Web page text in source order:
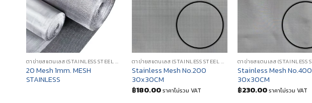
ตาข่ายสแตนเลส (STAINLESS STEEL MESH)
20 Mesh 1mm. MESH
STAINLESS
ตาข่ายสแตนเลส (STAINLESS STEEL MESH)
Stainless Mesh No.200
30x30CM
฿180.00ราคาไม่รวม VAT
Stainless Mesh No.400
30x30CM
฿230.00ราคาไม่รวม VAT